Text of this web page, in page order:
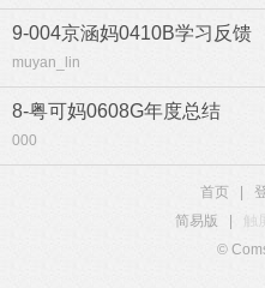
9-004京涵妈0410B学习反馈
muyan_lin
8-粤可妈0608G年度总结
000
首页
简易版
触
©